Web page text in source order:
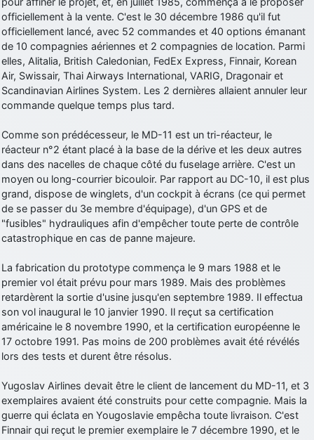
les photo des anciens appareils de l'armée de l'air de la haute -volta
d9pouces: Ça me casse quand même bien les pieds, j’avoue
jericho: Pour moi tout est à nouveau OK dirait-on… Merci à toi.
d9pouces : En espérant n’avoir coupé les accessoires de personne
au passage !
d9pouces: j'ai trouvé un palliatif un peu violent, mais ça devrait aller
d9pouces: cette fois, c'est le Brésil et Singapour qui mettent le site
par terre
jericho: Ah ben je peux te confirmer que j'étais resté dans le filtre…
d9pouces: Désolé ! Mon filtrage a été un peu trop violent
manifestement
officiellement à la vente. C'est le 30 décembre 1986 qu'il fut
officiellement lancé, avec 52 commandes et 40 options émanant
de 10 compagnies aériennes et 2 compagnies de location. Parmi
elles, Alitalia, British Caledonian, FedEx Express, Finnair, Korean
Air, Swissair, Thai Airways International, VARIG, Dragonair et
Scandinavian Airlines System. Les 2 dernières allaient annuler leur
commande quelque temps plus tard.
Comme son prédécesseur, le MD-11 est un tri-réacteur, le
réacteur n°2 étant placé à la base de la dérive et les deux autres
dans des nacelles de chaque côté du fuselage arrière. C'est un
moyen ou long-courrier bicouloir. Par rapport au DC-10, il est plus
grand, dispose de winglets, d'un cockpit à écrans (ce qui permet
de se passer du 3e membre d'équipage), d'un GPS et de
"fusibles" hydrauliques afin d'empêcher toute perte de contrôle
catastrophique en cas de panne majeure.
La fabrication du prototype commença le 9 mars 1988 et le
premier vol était prévu pour mars 1989. Mais des problèmes
retardèrent la sortie d'usine jusqu'en septembre 1989. Il effectua
son vol inaugural le 10 janvier 1990. Il reçut sa certification
américaine le 8 novembre 1990, et la certification européenne le
17 octobre 1991. Pas moins de 200 problèmes avait été révélés
lors des tests et durent être résolus.
Yugoslav Airlines devait être le client de lancement du MD-11, et 3
exemplaires avaient été construits pour cette compagnie. Mais la
guerre qui éclata en Yougoslavie empêcha toute livraison. C'est
Finnair qui reçut le premier exemplaire le 7 décembre 1990, et le